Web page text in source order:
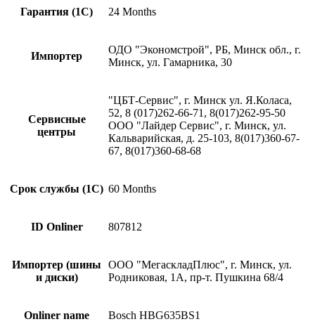
Гарантия (1С) 24 Months
Импортер
ОДО "Экономстрой", РБ, Минск обл., г.
Минск, ул. Гамарника, 30
Сервисные
центры
"ЦБТ-Сервис", г. Минск ул. Я.Коласа,
52, 8 (017)262-66-71, 8(017)262-95-50
ООО "Лайдер Сервис", г. Минск, ул.
Кальварийская, д. 25-103, 8(017)360-67-
67, 8(017)360-68-68
Срок службы (1С) 60 Months
ID Onliner 807812
Импортер (шины
и диски)
ООО "МегаскладПлюс", г. Минск, ул.
Родниковая, 1А, пр-т. Пушкина 68/4
Onliner name Bosch HBG635BS1